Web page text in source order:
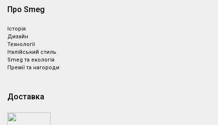
Про Smeg
Історія
Дизайн
Технології
Італійський стиль
Smeg та екологія
Премії та нагороди
Доставка